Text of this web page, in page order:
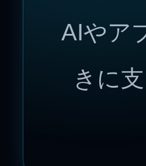
AIやア
きに